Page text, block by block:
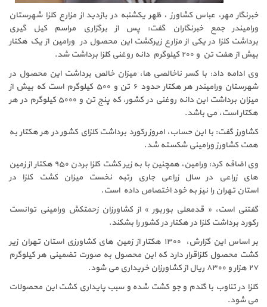
خبرنگار مهر، عباس کشاورز ، ظهر یکشنبه در بازدید از مزارع کلزا شهرستان
ورامیندر جمع خبرنگاران گفت: پس از برگزاری مراسم کیل گیری
برداشت کلزا در یکی از مزارع زیرکشت این محصول در ورامین از یک هکتار
بیش از هفت تن و ۲۰۰ کیلوگرم دانه روغنی کلزا برداشت شد.
وی ادامه داد: با کسر ناخالصی ها، میزان خالص برداشت این محصول در
شهرستان ورامیندر هر هکتار حدود ۶ تن و ۵۰۰ کیلوگرم است که بیش از
میزان برداشت این دانه روغنی در کشور، که پنج تن و ۵۰۰۰ کیلوگرم در هر
هکتار است، می باشد.
کشاورز گفت: با این حساب، امروز رکورد برداشت کلزای کشور در هر هکتار به
همت کشاورز ورامینی شکسته شد.
وی اضافه کرد: ورامین، همچنین با به زیر کشت کلزا بردن ۹۵۰ هکتار از زمین
های زراعی در سال زراعی جاری رتبه نخست میزان کشت کلزا در
استان تهران را نیز به خود اختصاص داده است.
گفتنی است، « قدمعلی بوربور » از کشاورزان زحمتکش ورامینی توانست
رکورد برداشت کلزا در هکتار در کشور را بشکند.
بر اساس این گزارش، ۱۳۰۰ هکتار از زمین های کشاورزی استان تهران زیر
کشت محصول کلزاقرار دارد که این محصول به صورت تضمینی هر کیلوگرم
۲۷ هزار و ۸۳۰۰ ریال از کشاورزان خریداری می شود.
کلزا در تناوب با گندم و جو کشت شده و سبب پایداری کشت این محصولات
می شود.